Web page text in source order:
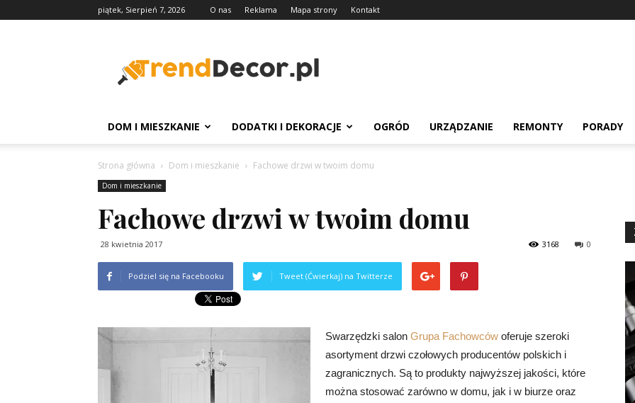
piątek, Sierpień 7, 2026 O nas Reklama Mapa strony Kontakt
DOM I MIESZKANIE DODATKI I DEKORACJE OGRÓD URZĄDZANIE REMONTY PORADY
Strona główna Dom i mieszkanie Fachowe drzwi w twoim domu
Dom i mieszkanie
Fachowe drzwi w twoim domu
28 kwietnia 2017 0
3168
Podziel się na Facebooku Tweet (Ćwierkaj) na Twitterze
Swarzędzki salon Grupa Fachowców oferuje szeroki
asortyment drzwi czołowych producentów polskich i
zagranicznych. Są to produkty najwyższej jakości, które
można stosować zarówno w domu, jak i w biurze oraz